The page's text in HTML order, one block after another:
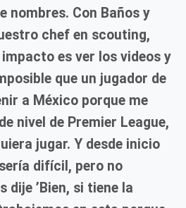
nombres. Con Baños y
chef en scouting,
es ver los videos y
que un jugador de
a México porque me
nivel de Premier League,
jugar. Y desde inicio
difícil, pero no
dije ’Bien, si tiene la